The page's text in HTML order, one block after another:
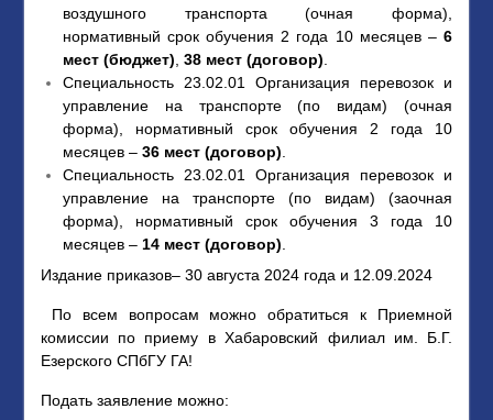
воздушного транспорта (очная форма),
нормативный срок обучения 2 года 10 месяцев –6
мест (бюджет) 38 мест (договор)
Специальность 23.02.01 Организация перевозок и
управление на транспорте (по видам) (очная
форма), нормативный срок обучения 2 года 10
месяцев – 36 мест (договор)
Специальность 23.02.01 Организация перевозок и
управление на транспорте (по видам) (заочная
форма), нормативный срок обучения 3 года 10
месяцев – 14 мест (договор)
Издание приказов– 30 августа 2024 года и 12.09.2024
По всем вопросам можно обратиться к Приемной
комиссии по приему в Хабаровский филиал им. Б.Г.
Езерского СПбГУ ГА!
Подать заявление можно: